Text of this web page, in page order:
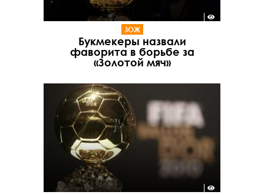
ЗОЖ
Букмекеры назвали
фаворита в борьбе за
«Золотой мяч»